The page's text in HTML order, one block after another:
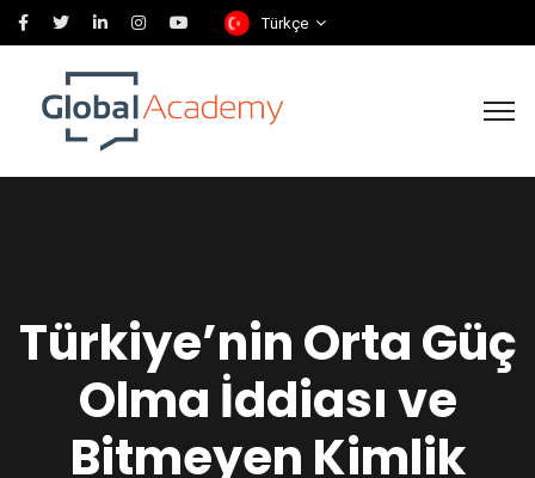
Türkçe
Türkiye’nin Orta Güç
Olma İddiası ve
Bitmeyen Kimlik